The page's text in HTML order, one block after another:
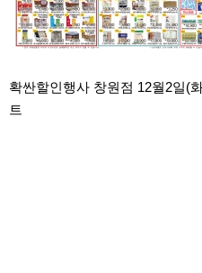
확싼할인행사 창원점 12월2일(
트